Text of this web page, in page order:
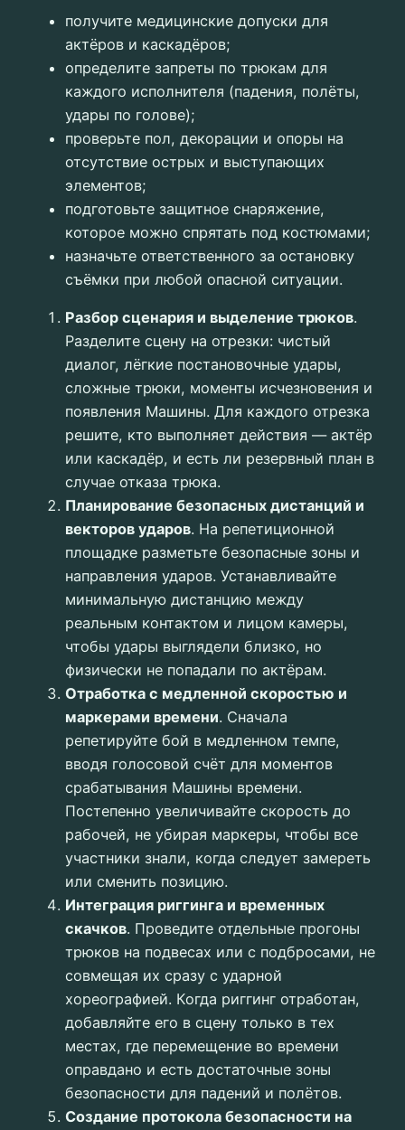
получите медицинские допуски для
актёров и каскадёров;
определите запреты по трюкам для
каждого исполнителя (падения, полёты,
удары по голове);
проверьте пол, декорации и опоры на
отсутствие острых и выступающих
элементов;
подготовьте защитное снаряжение,
которое можно спрятать под костюмами;
назначьте ответственного за остановку
съёмки при любой опасной ситуации.
Разбор сценария и выделение трюков.
Разделите сцену на отрезки: чистый
диалог, лёгкие постановочные удары,
сложные трюки, моменты исчезновения и
появления Машины. Для каждого отрезка
решите, кто выполняет действия — актёр
или каскадёр, и есть ли резервный план в
случае отказа трюка.
Планирование безопасных дистанций и
векторов ударов. На репетиционной
площадке разметьте безопасные зоны и
направления ударов. Устанавливайте
минимальную дистанцию между
реальным контактом и лицом камеры,
чтобы удары выглядели близко, но
физически не попадали по актёрам.
Отработка с медленной скоростью и
маркерами времени. Сначала
репетируйте бой в медленном темпе,
вводя голосовой счёт для моментов
срабатывания Машины времени.
Постепенно увеличивайте скорость до
рабочей, не убирая маркеры, чтобы все
участники знали, когда следует замереть
или сменить позицию.
Интеграция риггинга и временных
скачков. Проведите отдельные прогоны
трюков на подвесах или с подбросами, не
совмещая их сразу с ударной
хореографией. Когда риггинг отработан,
добавляйте его в сцену только в тех
местах, где перемещение во времени
оправдано и есть достаточные зоны
безопасности для падений и полётов.
Создание протокола безопасности на